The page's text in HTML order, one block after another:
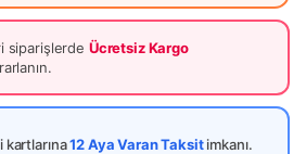
siparişlerde Ücretsiz Kargo
kartlarına12 Aya Varan Taksitimkanı.